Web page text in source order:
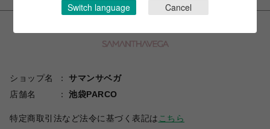
ショップ名
サマンサベガ
店舗名
池袋PARCO
特定商取引法など法令に基づく表記は こちら
Switch language Cancel